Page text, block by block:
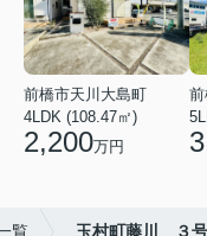
前橋市天川大島町
4LDK (108.47㎡)
2,200万円
覧 玉村町藤川 ３